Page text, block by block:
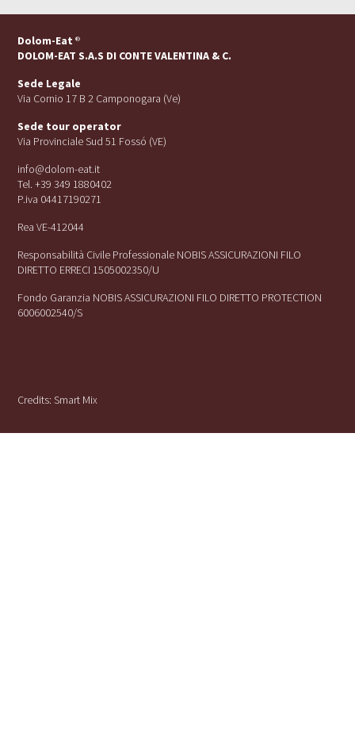
Dolom-Eat ®
DOLOM-EAT S.A.S DI CONTE VALENTINA & C.
Sede Legale
Via Cornio 17 B 2 Camponogara (Ve)
Sede tour operator
Via Provinciale Sud 51 Fossó (VE)
info@dolom-eat.it
Tel. +39 349 1880402
P.iva 04417190271
Rea VE-412044
Responsabilità Civile Professionale NOBIS ASSICURAZIONI FILO
DIRETTO ERRECI 1505002350/U
Fondo Garanzia NOBIS ASSICURAZIONI FILO DIRETTO PROTECTION
6006002540/S
Credits:Smart Mix